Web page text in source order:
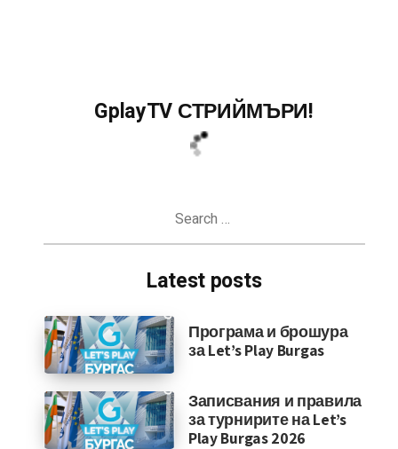
GplayTV СТРИЙМЪРИ!
Latest posts
Програма и брошура
за Let’s Play Burgas
Записвания и правила
за турнирите на Let’s
Play Burgas 2026